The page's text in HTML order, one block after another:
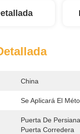
China
Se Aplicará El
Puerta De
Puerta Corredera